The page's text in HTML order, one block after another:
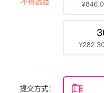
¥282.30
提交方式： 